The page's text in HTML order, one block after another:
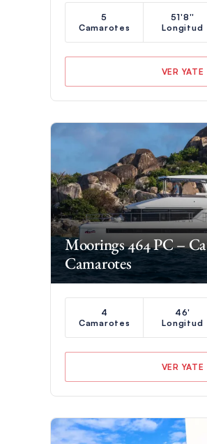
5
Camarotes
51'8''
Longitud
VER YATE
Moorings 464 PC –
Camarotes
4
Camarotes
46'
Longitud
VER YATE